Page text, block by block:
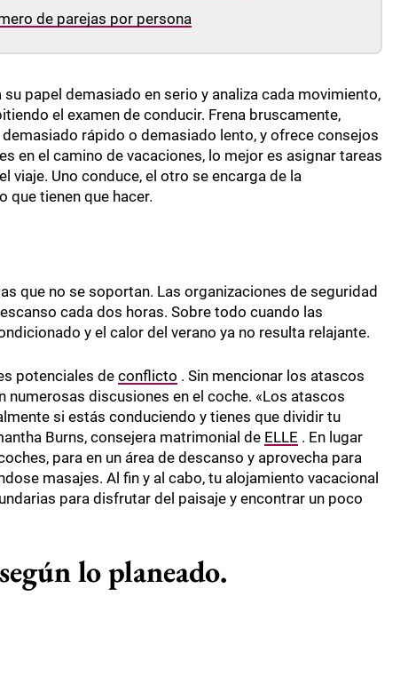
de parejas por persona
papel demasiado en serio y analiza cada movimiento,
el examen de conducir. Frena bruscamente,
rápido o demasiado lento, y ofrece consejos
en el camino de vacaciones, lo mejor es asignar tareas
viaje. Uno conduce, el otro se encarga de la
que tienen que hacer.
que no se soportan. Las organizaciones de seguridad
cada dos horas. Sobre todo cuando las
y el calor del verano ya no resulta relajante.
potenciales deconflicto . Sin mencionar los atascos
numerosas discusiones en el coche. «Los atascos
si estás conduciendo y tienes que dividir tu
Burns, consejera matrimonial de ELLE . En lugar
para en un área de descanso y aprovecha para
masajes. Al fin y al cabo, tu alojamiento vacacional
para disfrutar del paisaje y encontrar un poco
lo planeado.